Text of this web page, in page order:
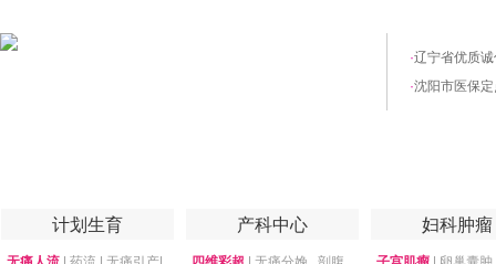
·辽宁省优质
·沈阳市医保
计划生育 产科中心 妇科肿瘤